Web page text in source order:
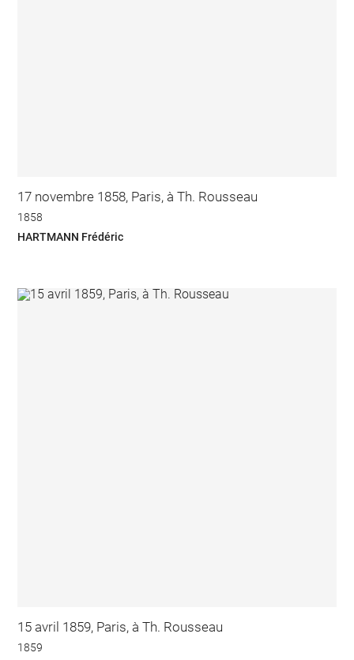
17 novembre 1858, Paris, à Th. Rousseau
1858
HARTMANN Frédéric
15 avril 1859, Paris, à Th. Rousseau
1859